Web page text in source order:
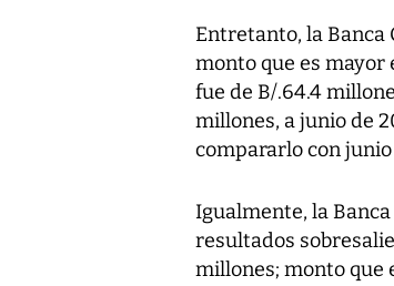
Entretanto, la Banca
monto que es mayor
fue de B/.64.4
millones, a junio de
compararlo con
Igualmente, la
resultados
millones; monto que